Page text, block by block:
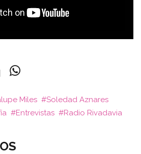
Miles
Soledad Aznares
Entrevistas Radio Rivadavia